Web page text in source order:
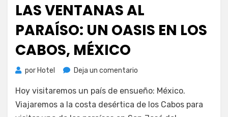
LAS VENTANAS AL
PARAÍSO: UN OASIS EN LOS
CABOS, MÉXICO
por Hotel Deja un comentario
Ventanas
al
Paraíso:
Hoy visitaremos un país de ensueño: México.
Viajaremos a la costa desértica de los Cabos para